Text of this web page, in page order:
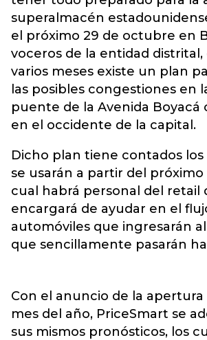
superalmacén
el próximo 29 de octubre en
voceros de la entidad distrital,
varios meses existe un plan
las posibles congestiones en
puente de la Avenida Boyacá
en el occidente de la capital.
Dicho plan tiene contados los
se usarán a partir del próximo
cual habrá personal del retail
encargará de ayudar en el
automóviles que ingresarán
que sencillamente pasarán
Con el anuncio de la
mes del año, PriceSmart se
sus mismos pronósticos, los